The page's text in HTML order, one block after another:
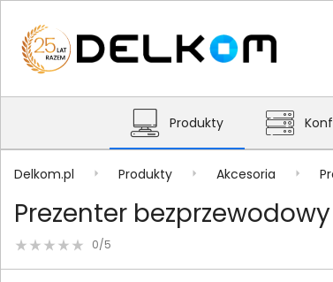
Produkty
Delkom.pl Produkty Akcesoria
Prezenter
0/5